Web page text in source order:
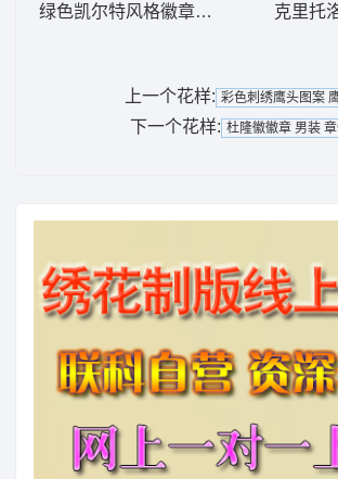
绿色凯尔特风格徽章设计 羊头珠片克里托
上一个花样: 彩色刺绣鹰头图案
下一个花样: 杜隆徽徽章 男装